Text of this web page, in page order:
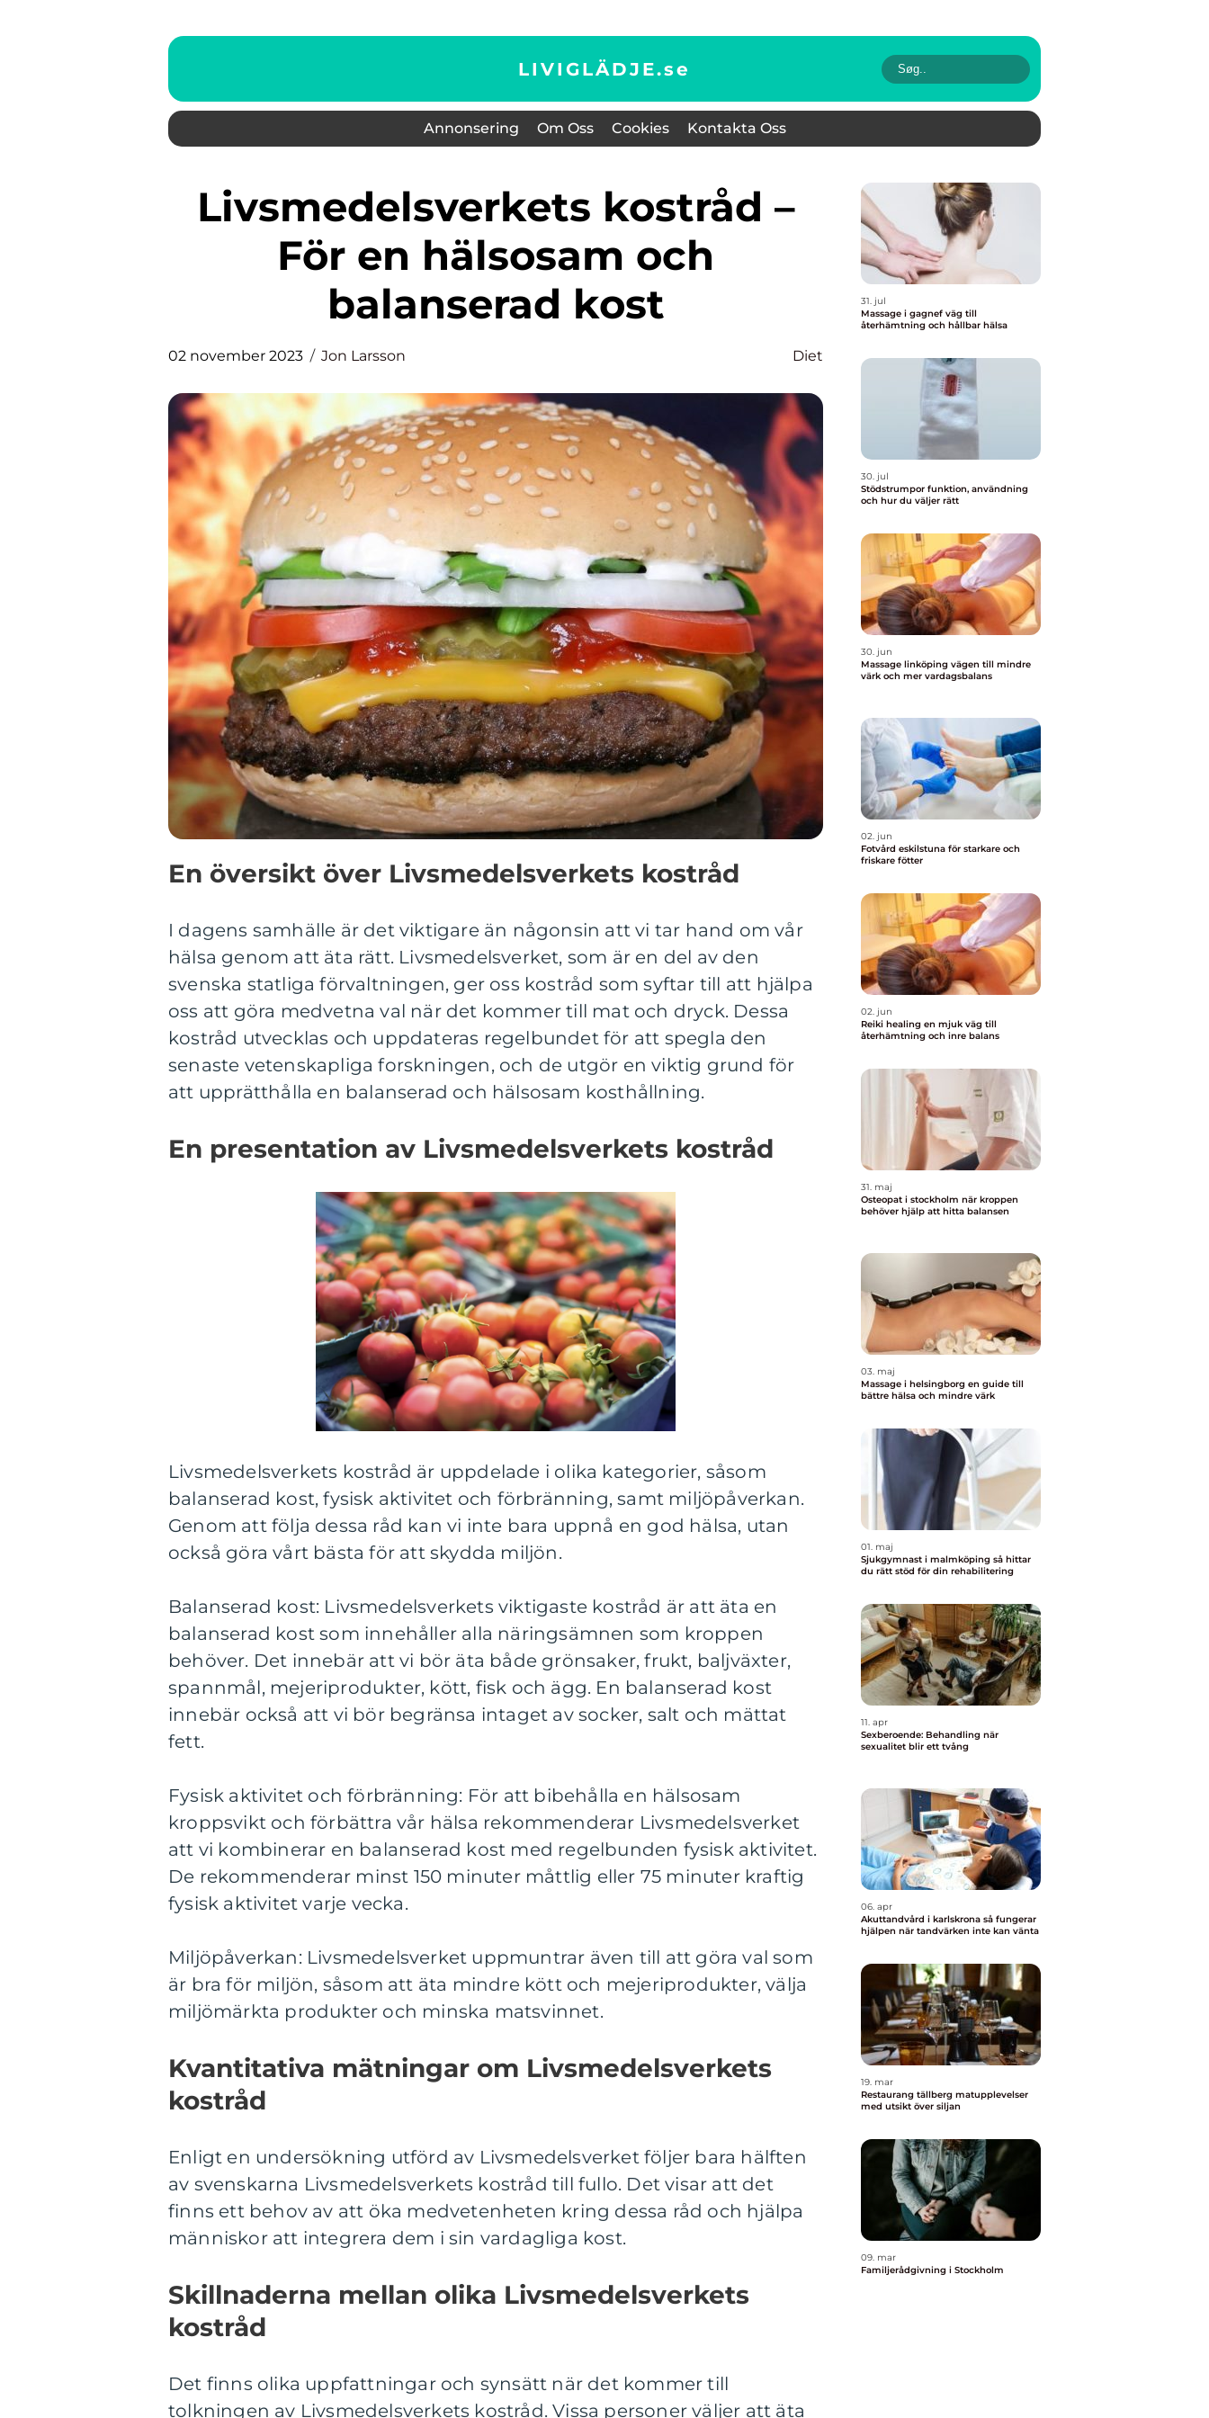
LIVIGLÄDJE.se
Annonsering Om Oss Cookies Kontakta Oss
Livsmedelsverkets kostråd –
För en hälsosam och
balanserad kost
02 november 2023 Jon Larsson Diet
En översikt över Livsmedelsverkets kostråd
I dagens samhälle är det viktigare än någonsin att vi tar hand om vår
hälsa genom att äta rätt. Livsmedelsverket, som är en del av den
svenska statliga förvaltningen, ger oss kostråd som syftar till att hjälpa
oss att göra medvetna val när det kommer till mat och dryck. Dessa
kostråd utvecklas och uppdateras regelbundet för att spegla den
senaste vetenskapliga forskningen, och de utgör en viktig grund för
att upprätthålla en balanserad och hälsosam kosthållning.
En presentation av Livsmedelsverkets kostråd
Livsmedelsverkets kostråd är uppdelade i olika kategorier, såsom
balanserad kost, fysisk aktivitet och förbränning, samt miljöpåverkan.
Genom att följa dessa råd kan vi inte bara uppnå en god hälsa, utan
också göra vårt bästa för att skydda miljön.
Balanserad kost: Livsmedelsverkets viktigaste kostråd är att äta en
balanserad kost som innehåller alla näringsämnen som kroppen
behöver. Det innebär att vi bör äta både grönsaker, frukt, baljväxter,
spannmål, mejeriprodukter, kött, fisk och ägg. En balanserad kost
innebär också att vi bör begränsa intaget av socker, salt och mättat
fett.
Fysisk aktivitet och förbränning: För att bibehålla en hälsosam
kroppsvikt och förbättra vår hälsa rekommenderar Livsmedelsverket
att vi kombinerar en balanserad kost med regelbunden fysisk aktivitet.
De rekommenderar minst 150 minuter måttlig eller 75 minuter kraftig
fysisk aktivitet varje vecka.
Miljöpåverkan: Livsmedelsverket uppmuntrar även till att göra val som
är bra för miljön, såsom att äta mindre kött och mejeriprodukter, välja
miljömärkta produkter och minska matsvinnet.
Kvantitativa mätningar om Livsmedelsverkets
kostråd
Enligt en undersökning utförd av Livsmedelsverket följer bara hälften
av svenskarna Livsmedelsverkets kostråd till fullo. Det visar att det
finns ett behov av att öka medvetenheten kring dessa råd och hjälpa
människor att integrera dem i sin vardagliga kost.
Skillnaderna mellan olika Livsmedelsverkets
kostråd
Det finns olika uppfattningar och synsätt när det kommer till
tolkningen av Livsmedelsverkets kostråd. Vissa personer väljer att äta
31. jul
Massage i gagnef väg till
återhämtning och hållbar hälsa
30. jul
Stödstrumpor funktion, användning
och hur du väljer rätt
30. jun
Massage linköping vägen till mindre
värk och mer vardagsbalans
02. jun
Fotvård eskilstuna för starkare och
friskare fötter
02. jun
Reiki healing en mjuk väg till
återhämtning och inre balans
31. maj
Osteopat i stockholm när kroppen
behöver hjälp att hitta balansen
03. maj
Massage i helsingborg en guide till
bättre hälsa och mindre värk
01. maj
Sjukgymnast i malmköping så hittar
du rätt stöd för din rehabilitering
11. apr
Sexberoende: Behandling när
sexualitet blir ett tvång
06. apr
Akuttandvård i karlskrona så fungerar
hjälpen när tandvärken inte kan vänta
19. mar
Restaurang tällberg matupplevelser
med utsikt över siljan
09. mar
Familjerådgivning i Stockholm